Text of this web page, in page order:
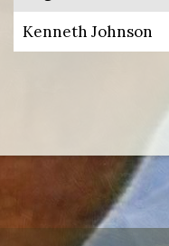
Kenneth Johnson